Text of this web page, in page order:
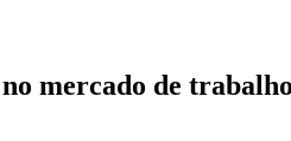
mercado de